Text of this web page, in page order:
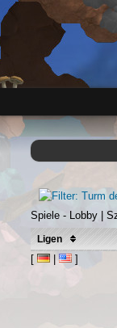
Spiele - Lobby |
Ligen
[ | ]